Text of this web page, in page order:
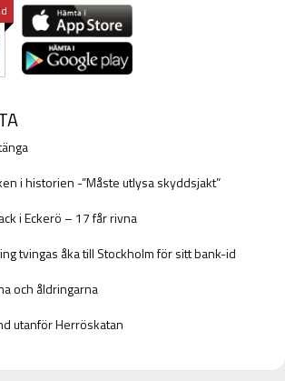
i historien -”Måste utlysa skyddsjakt”
i Eckerö – 17 får rivna
tvingas åka till Stockholm för sitt bank-id
och åldringarna
utanför Herröskatan